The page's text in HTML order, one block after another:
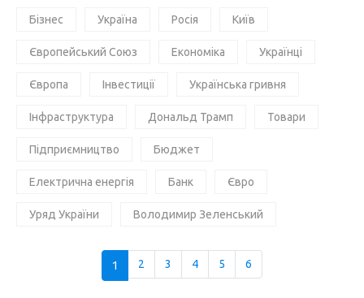
Бізнес Україна Росія Київ
Європейський Союз Економіка Українці
Європа Інвестиції Українська гривня
Інфраструктура Дональд Трамп Товари
Підприємництво Бюджет
Електрична енергія Банк Євро
Уряд України Володимир Зеленський
1 2 3 4 5 6